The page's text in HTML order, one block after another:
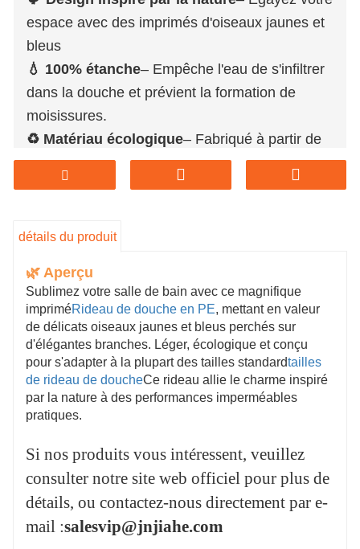
espace avec des imprimés d'oiseaux jaunes et
bleus
💧 100% étanche– Empêche l'eau de s'infiltrer
dans la douche et prévient la formation de
moisissures.
♻️ Matériau écologique– Fabriqué à partir de
plastique PE recyclable et non toxique
⚙️ Facile à installer– Œillets résistants à la
installation sans tracas
suffit pour qu'il garde son aspect neuf.
🏠 Utilisation polyvalente– Idéal pour les
salles de bains des maisons, les locations, les
résidences étudiantes et les espaces réservés
aux invités
Si nos produits vous intéressent, veuillez
consulter notre site web officiel pour plus de
détails, ou contactez-nous directement par e-
salesvip@jnjiahe.com
détails du produit
🌿 Aperçu
Sublimez votre salle de bain avec ce magnifique
impriméRideau de douche en PE, mettant en valeur
de délicats oiseaux jaunes et bleus perchés sur
d'élégantes branches. Léger, écologique et conçu
pour s'adapter à la plupart des tailles standardtailles
de rideau de doucheCe rideau allie le charme inspiré
par la nature à des performances imperméables
pratiques.
Si nos produits vous intéressent, veuillez
consulter notre site web officiel pour plus de
détails, ou contactez-nous directement par e-
mail :salesvip@jnjiahe.com